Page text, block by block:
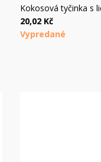
Kokosová tyčinka s
20,02 Kč
Vypredané